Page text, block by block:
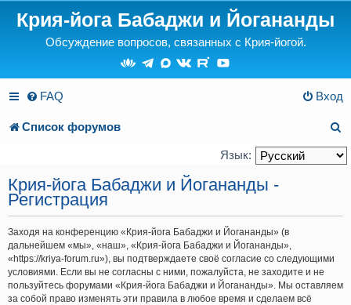
Крия-йога Бабаджи и Йогананды
Обсуждение вопросов, связанных с Крия-йогой.
FAQ Вход
Список форумов
о
Язык:
Крия-йога Бабаджи и Йогананды -
Регистрация
Заходя на конференцию «Крия-йога Бабаджи и Йогананды» (в
дальнейшем «мы», «наш», «Крия-йога Бабаджи и Йогананды»,
«https://kriya-forum.ru»), вы подтверждаете своё согласие со следующими
условиями. Если вы не согласны с ними, пожалуйста, не заходите и не
пользуйтесь форумами «Крия-йога Бабаджи и Йогананды». Мы оставляем
за собой право изменять эти правила в любое время и сделаем всё